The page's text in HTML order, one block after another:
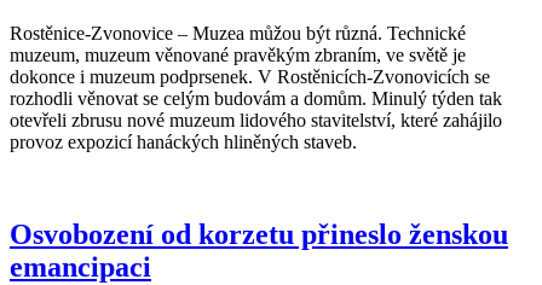
Rostěnice-Zvonovice – Muzea můžou být různá. Technické
muzeum, muzeum věnované pravěkým zbraním, ve světě je
dokonce i muzeum podprsenek. V Rostěnicích-Zvonovicích se
rozhodli věnovat se celým budovám a domům. Minulý týden tak
otevřeli zbrusu nové muzeum lidového stavitelství, které zahájilo
provoz expozicí hanáckých hliněných staveb.
Osvobození od korzetu přineslo ženskou
emancipaci